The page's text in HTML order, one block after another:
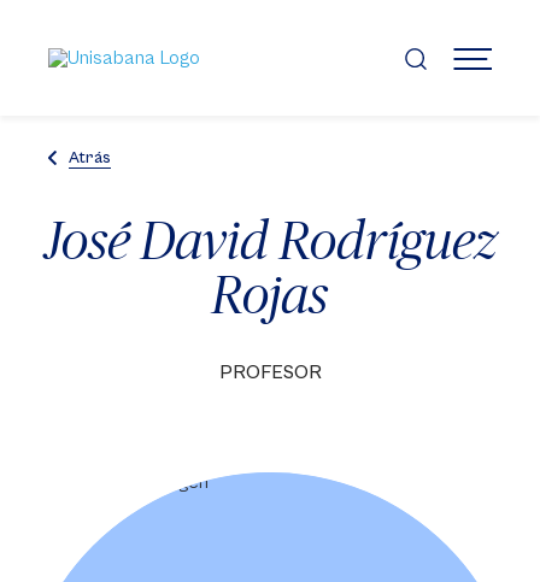
contenido
principal
MENÚ
Atrás
José David Rodríguez
Rojas
PROFESOR